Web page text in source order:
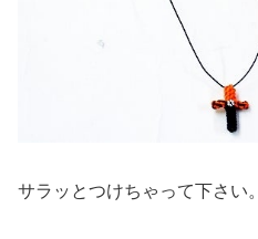
サラッとつけちゃって下さい。